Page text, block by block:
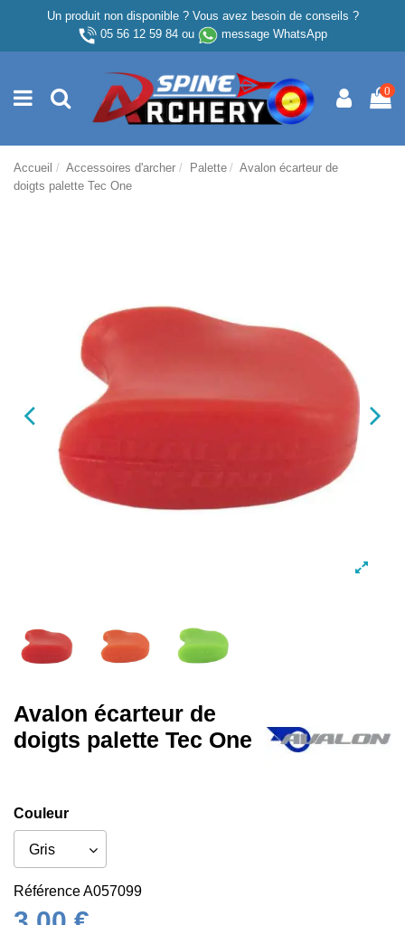
Un produit non disponible ? Vous avez besoin de conseils ?
05 56 12 59 84ou message WhatsApp
0
Accueil Accessoires d'archer Palette
Avalon écarteur de
doigts palette Tec One
Avalon écarteur de
doigts palette Tec One
Couleur
RéférenceA057099